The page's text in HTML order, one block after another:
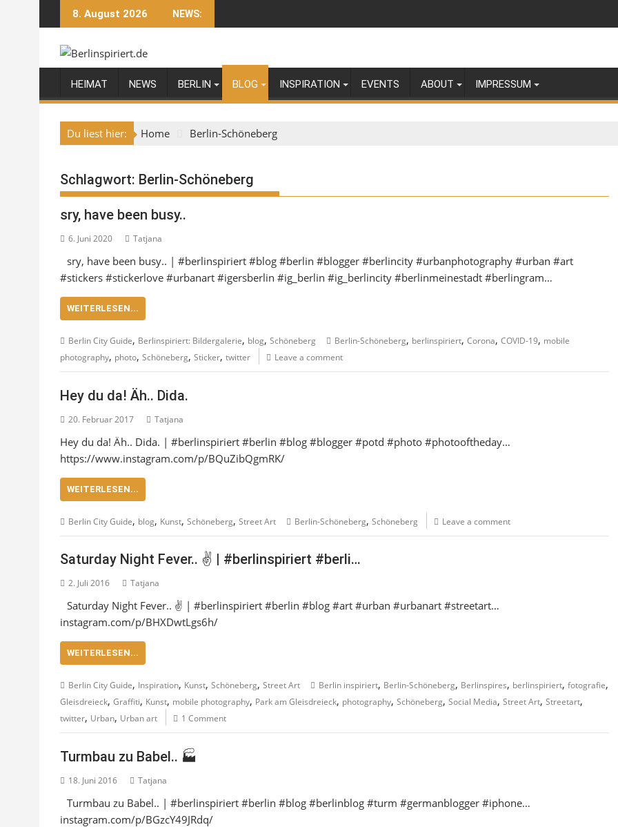
to
8. August 2026 NEWS:
HEIMAT NEWS BERLIN BLOG INSPIRATION EVENTS ABOUT IMPRESSUM
Du liest hier: Home Berlin-Schöneberg
Schlagwort: Berlin-Schöneberg
sry, have been busy..
6. Juni 2020 Tatjana
sry, have been busy.. | #berlinspiriert #blog #berlin #blogger #berlincity #urbanphotography #urban #art
#stickers #stickerlove #urbanart #igersberlin #ig_berlin #ig_berlincity #berlinmeinestadt #berlingram…
WEITERLESEN...
Berlin City Guide, Berlinspiriert: Bildergalerie, blog, Schöneberg Berlin-Schöneberg, berlinspiriert, Corona, COVID-19, mobile
photography, photo, Schöneberg, Sticker, twitter Leave a comment
Hey du da! Äh.. Dida.
20. Februar 2017 Tatjana
Hey du da! Äh.. Dida. | #berlinspiriert #berlin #blog #blogger #potd #photo #photooftheday…
https://www.instagram.com/p/BQuZibQgmRK/
WEITERLESEN...
Berlin City Guide, blog, Kunst, Schöneberg, Street Art Berlin-Schöneberg, Schöneberg Leave a comment
Saturday Night Fever.. ✌️ | #berlinspiriert #berli…
2. Juli 2016 Tatjana
Saturday Night Fever.. ✌️ | #berlinspiriert #berlin #blog #art #urban #urbanart #streetart…
instagram.com/p/BHXDwtLgs6h/
WEITERLESEN...
Berlin City Guide, Inspiration, Kunst, Schöneberg, Street Art Berlin inspiriert, Berlin-Schöneberg, Berlinspires, berlinspiriert, fotografie,
Gleisdreieck, Graffiti, Kunst, mobile photography, Park am Gleisdreieck, photography, Schöneberg, Social Media, Street Art, Streetart,
twitter, Urban, Urban art 1 Comment
Turmbau zu Babel.. 🏭
18. Juni 2016 Tatjana
Turmbau zu Babel.. | #berlinspiriert #berlin #blog #berlinblog #turm #germanblogger #iphone…
instagram.com/p/BGzcY49JRdq/